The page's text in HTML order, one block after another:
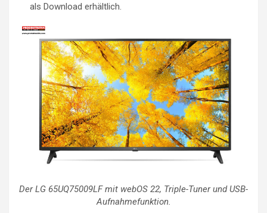
als Download erhältlich.
Der LG 65UQ75009LF mit webOS 22, Triple-Tuner und USB-
Aufnahmefunktion.